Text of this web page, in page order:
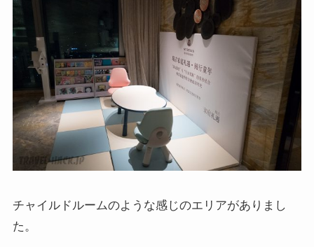
チャイルドルームのような感じのエリアがありまし
た。